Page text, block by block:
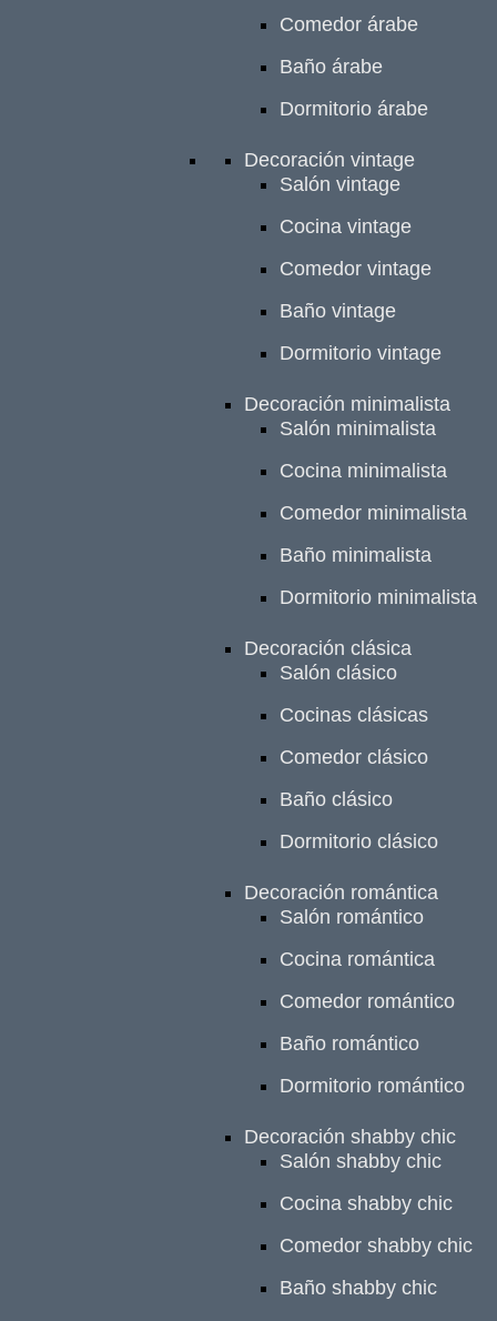
Comedor árabe
Baño árabe
Dormitorio árabe
Decoración vintage
Salón vintage
Cocina vintage
Comedor vintage
Baño vintage
Dormitorio vintage
Decoración minimalista
Salón minimalista
Cocina minimalista
Comedor minimalista
Baño minimalista
Dormitorio minimalista
Decoración clásica
Salón clásico
Cocinas clásicas
Comedor clásico
Baño clásico
Dormitorio clásico
Decoración romántica
Salón romántico
Cocina romántica
Comedor romántico
Baño romántico
Dormitorio romántico
Decoración shabby chic
Salón shabby chic
Cocina shabby chic
Comedor shabby chic
Baño shabby chic